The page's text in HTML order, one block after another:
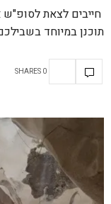
חייבים לצאת לסופ"ש
תוכנן במיוחד
0 SHARES